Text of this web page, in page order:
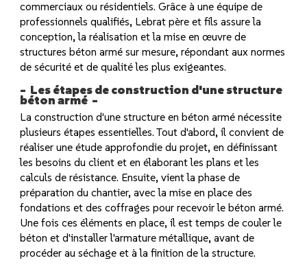
commerciaux ou résidentiels. Grâce à une équipe de
professionnels qualifiés, Lebrat père et fils assure la
conception, la réalisation et la mise en œuvre de
structures béton armé sur mesure, répondant aux normes
de sécurité et de qualité les plus exigeantes.
Les étapes de construction d'une structure
béton armé
La construction d'une structure en béton armé nécessite
plusieurs étapes essentielles. Tout d'abord, il convient de
réaliser une étude approfondie du projet, en définissant
les besoins du client et en élaborant les plans et les
calculs de résistance. Ensuite, vient la phase de
préparation du chantier, avec la mise en place des
fondations et des coffrages pour recevoir le béton armé.
Une fois ces éléments en place, il est temps de couler le
béton et d'installer l'armature métallique, avant de
procéder au séchage et à la finition de la structure.